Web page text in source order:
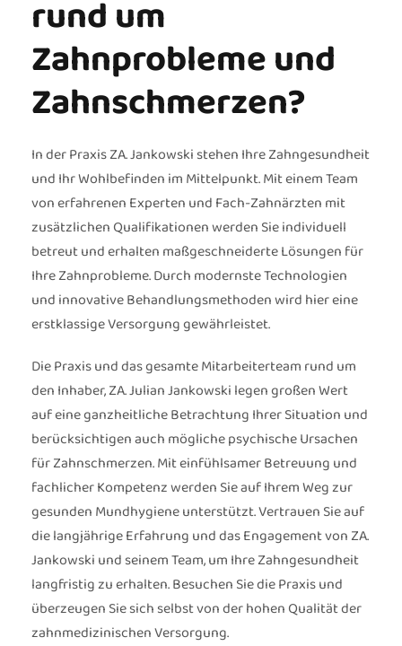
rund um
Zahnprobleme und
Zahnschmerzen?
In der Praxis ZA. Jankowski stehen Ihre Zahngesundheit
und Ihr Wohlbefinden im Mittelpunkt. Mit einem Team
von erfahrenen Experten und Fach-Zahnärzten mit
zusätzlichen Qualifikationen werden Sie individuell
betreut und erhalten maßgeschneiderte Lösungen für
Ihre Zahnprobleme. Durch modernste Technologien
und innovative Behandlungsmethoden wird hier eine
erstklassige Versorgung gewährleistet.
Die Praxis und das gesamte Mitarbeiterteam rund um
den Inhaber, ZA. Julian Jankowski legen großen Wert
auf eine ganzheitliche Betrachtung Ihrer Situation und
berücksichtigen auch mögliche psychische Ursachen
für Zahnschmerzen. Mit einfühlsamer Betreuung und
fachlicher Kompetenz werden Sie auf Ihrem Weg zur
gesunden Mundhygiene unterstützt. Vertrauen Sie auf
die langjährige Erfahrung und das Engagement von ZA.
Jankowski und seinem Team, um Ihre Zahngesundheit
langfristig zu erhalten. Besuchen Sie die Praxis und
überzeugen Sie sich selbst von der hohen Qualität der
zahnmedizinischen Versorgung.